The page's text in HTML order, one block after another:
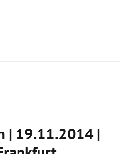
| 19.11.2014 |